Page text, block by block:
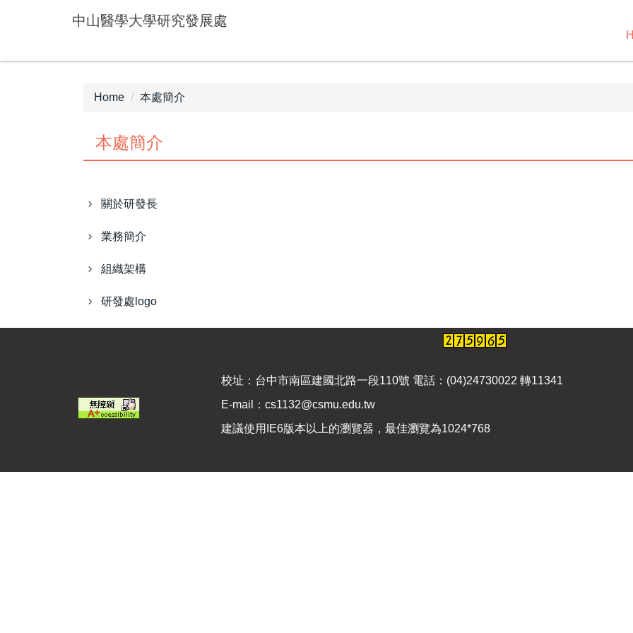
main
中山醫學大學研究發展處
Home 本處簡介
本處簡介
關於研發長
業務簡介
組織架構
研發處logo
校址：台中市南區建國北路一段110號 電話：(04)24730022 轉11341
E-mail：cs1132@csmu.edu.tw
建議使用IE6版本以上的瀏覽器，最佳瀏覽為1024*768